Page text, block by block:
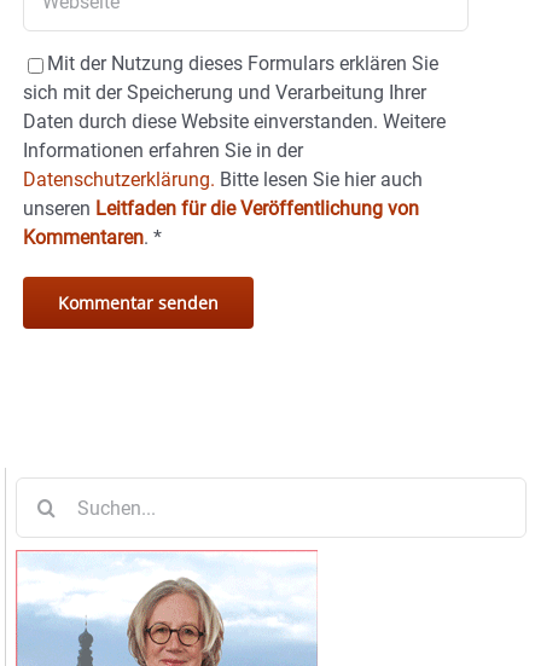
Mit der Nutzung dieses Formulars erklären Sie
sich mit der Speicherung und Verarbeitung Ihrer
Daten durch diese Website einverstanden. Weitere
Informationen erfahren Sie in der
Datenschutzerklärung. Bitte lesen Sie hier auch
unseren Leitfaden für die Veröffentlichung von
Kommentaren. *
nach: